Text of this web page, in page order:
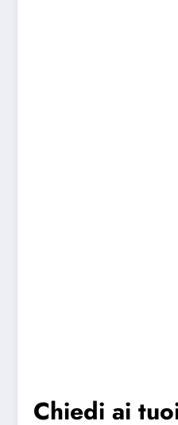
Chiedi ai